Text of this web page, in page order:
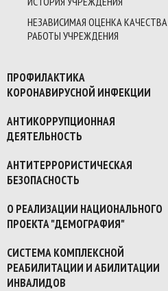
НЕЗАВИСИМАЯ ОЦЕНКА КАЧЕСТВА
РАБОТЫ УЧРЕЖДЕНИЯ
ПРОФИЛАКТИКА
КОРОНАВИРУСНОЙ ИНФЕКЦИИ
АНТИКОРРУПЦИОННАЯ
ДЕЯТЕЛЬНОСТЬ
АНТИТЕРРОРИСТИЧЕСКАЯ
БЕЗОПАСНОСТЬ
О РЕАЛИЗАЦИИ НАЦИОНАЛЬНОГО
ПРОЕКТА "ДЕМОГРАФИЯ"
СИСТЕМА КОМПЛЕКСНОЙ
РЕАБИЛИТАЦИИ И АБИЛИТАЦИИ
ИНВАЛИДОВ